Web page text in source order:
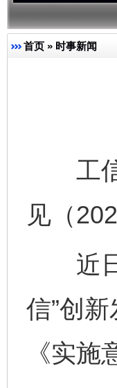
首页 » 时事新闻
工信
见（
近日
信”创
《实施